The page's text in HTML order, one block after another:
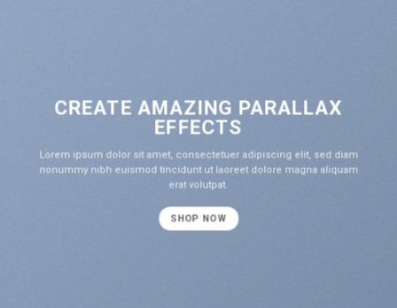
CREATE AMAZING PARALLAX
EFFECTS
Lorem ipsum dolor sit amet, consectetuer adipiscing elit, sed diam
nonummy nibh euismod tincidunt ut laoreet dolore magna aliquam
erat volutpat.
SHOP NOW